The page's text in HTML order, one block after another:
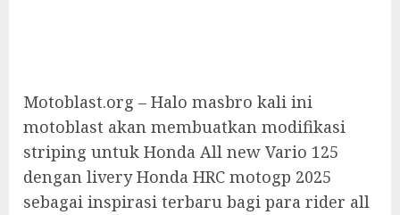
Motoblast.org – Halo masbro kali ini
motoblast akan membuatkan modifikasi
striping untuk Honda All new Vario 125
dengan livery Honda HRC motogp 2025
sebagai inspirasi terbaru bagi para rider all